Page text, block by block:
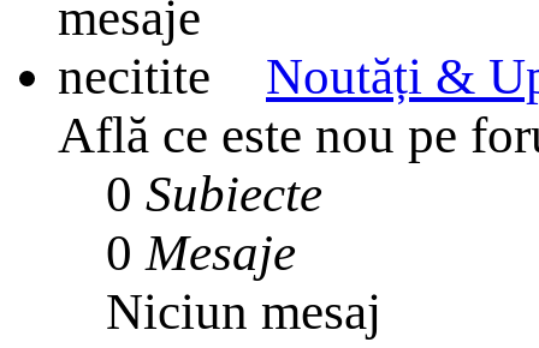
Noutăți &
Află ce este nou pe
0 Subiecte
0 Mesaje
Niciun mesaj